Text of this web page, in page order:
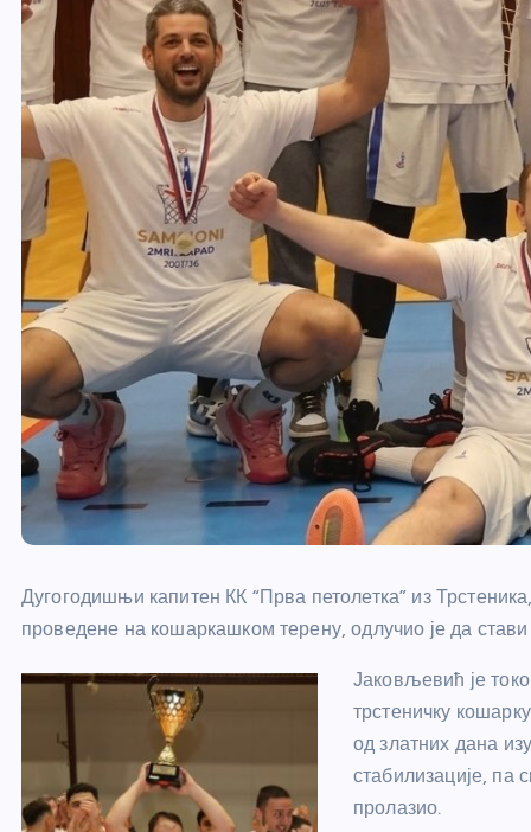
Дугогодишњи капитен КК “Прва петолетка” из
проведене на кошаркашком терену, одлучио је да стави
Јаковљевић је
трстеничку
од златних дана
стабилизације, па
пролазио.